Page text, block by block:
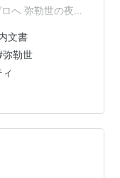
へ 弥勒世の夜明
地球の
宇宙人がきた 日
千穂だけじゃな
文書
弥勒世